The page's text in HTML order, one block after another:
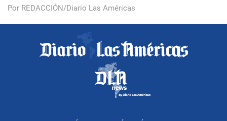
Por REDACCIÓN/Diario Las Américas